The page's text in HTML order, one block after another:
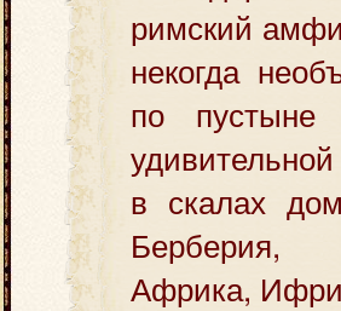
римский
некогда
по
в скалах
Берберия,
Африка,